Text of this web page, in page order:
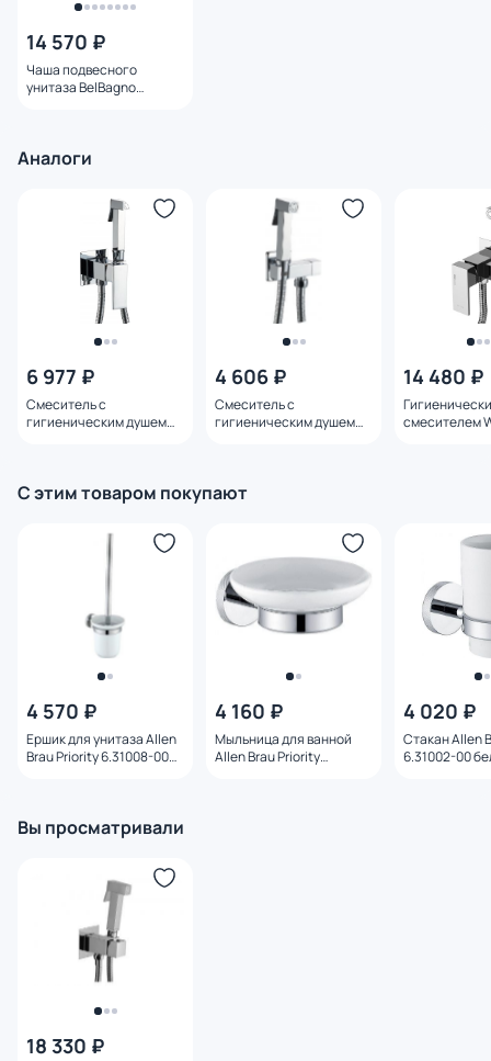
14 570 ₽
Чаша подвесного
унитаза BelBagno
Аналоги
6 977 ₽
Смеситель с
гигиеническим душем
4 606 ₽
Смеситель с
гигиеническим душем
14 480 ₽
смесителем
С этим товаром покупают
4 570 ₽
Ершик для унитаза Allen
Brau Priority 6.31008-00
4 160 ₽
Мыльница для ванной
Allen Brau Priority
4 020 ₽
Стакан Allen
6.31002-00
Вы просматривали
18 330 ₽